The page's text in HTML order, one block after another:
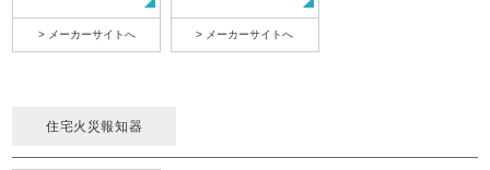
> メーカーサイトへ > メーカーサイトへ
住宅火災報知器